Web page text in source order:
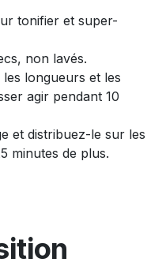
tonifier et super-
non lavés.
longueurs et les
agir pendant 10
et distribuez-le sur les
minutes de plus.